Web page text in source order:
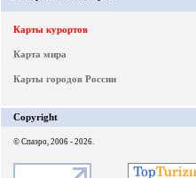
Карты курортов
Карта мира
Карты городов России
Copyright
© Спаэро, 2006 - 2026.